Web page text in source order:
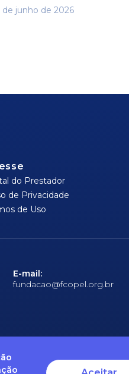
de junho de 2026
do Prestador
de Privacidade
de Uso
E-mail:
fundacao@fcopel.org.br